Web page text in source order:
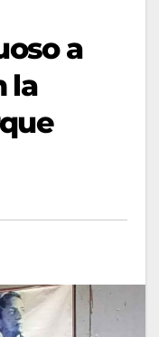
a
la